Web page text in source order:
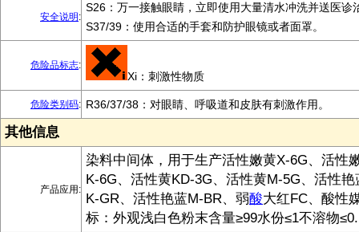
安全说明 :
S26：万一接触眼睛，立即使用大量清水冲洗并送医诊
S37/39：使用合适的手套和防护眼镜或者面罩。
危险品标志:
Xi：刺激性物质
危险类别码: R36/37/38：对眼睛、呼吸道和皮肤有刺激作用。
其他信息
产品应用:
染料中间体，用于生产活性嫩黄X-6G、活性
K-6G、活性黄KD-3G、活性黄M-5G、活性
K-GR、活性艳蓝M-BR、弱酸大红FC、酸性
标：外观浅白色粉末含量≥99水份≤1不溶物